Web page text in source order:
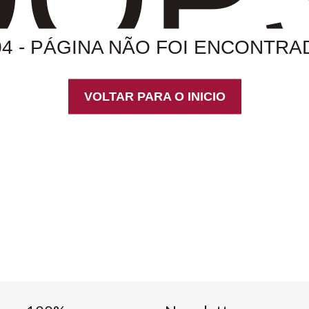
- PÁGINA NÃO FOI
VOLTAR PARA O INICIO